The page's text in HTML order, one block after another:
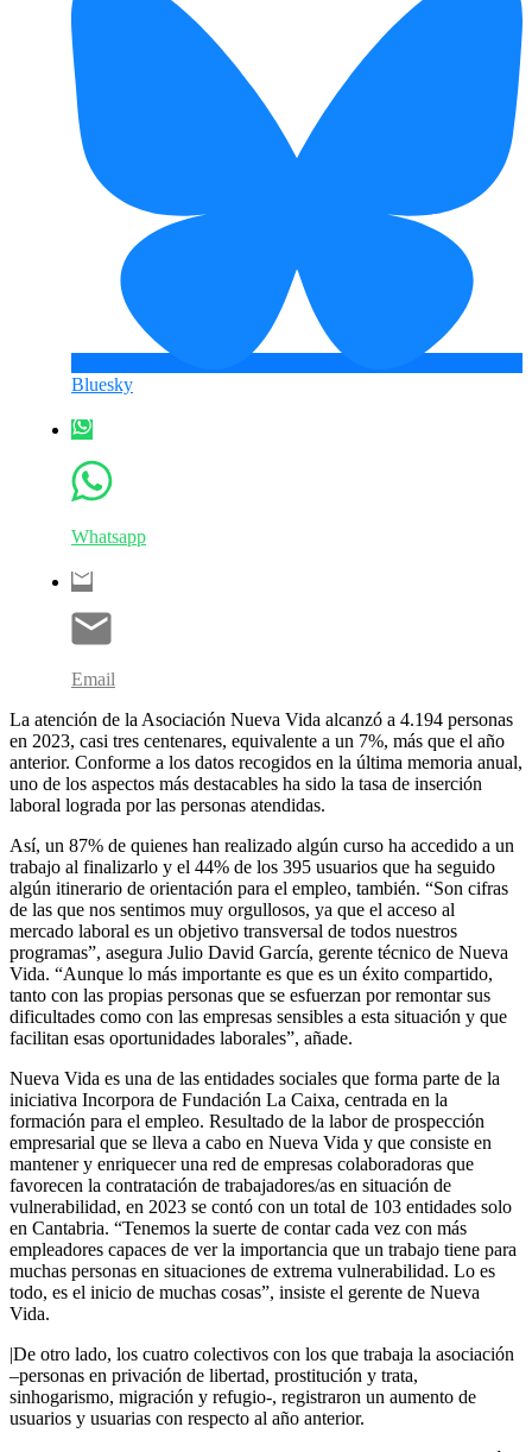
Bluesky
Whatsapp
Email
La atención de la Asociación Nueva Vida alcanzó a 4.194 personas
en 2023, casi tres centenares, equivalente a un 7%, más que el año
anterior. Conforme a los datos recogidos en la última memoria anual,
uno de los aspectos más destacables ha sido la tasa de inserción
laboral lograda por las personas atendidas.
Así, un 87% de quienes han realizado algún curso ha accedido a un
trabajo al finalizarlo y el 44% de los 395 usuarios que ha seguido
algún itinerario de orientación para el empleo, también. “Son cifras
de las que nos sentimos muy orgullosos, ya que el acceso al
mercado laboral es un objetivo transversal de todos nuestros
programas”, asegura Julio David García, gerente técnico de Nueva
Vida. “Aunque lo más importante es que es un éxito compartido,
tanto con las propias personas que se esfuerzan por remontar sus
dificultades como con las empresas sensibles a esta situación y que
facilitan esas oportunidades laborales”, añade.
Nueva Vida es una de las entidades sociales que forma parte de la
iniciativa Incorpora de Fundación La Caixa, centrada en la
formación para el empleo. Resultado de la labor de prospección
empresarial que se lleva a cabo en Nueva Vida y que consiste en
mantener y enriquecer una red de empresas colaboradoras que
favorecen la contratación de trabajadores/as en situación de
vulnerabilidad, en 2023 se contó con un total de 103 entidades solo
en Cantabria. “Tenemos la suerte de contar cada vez con más
empleadores capaces de ver la importancia que un trabajo tiene para
muchas personas en situaciones de extrema vulnerabilidad. Lo es
todo, es el inicio de muchas cosas”, insiste el gerente de Nueva
Vida.
|De otro lado, los cuatro colectivos con los que trabaja la asociación
–personas en privación de libertad, prostitución y trata,
sinhogarismo, migración y refugio-, registraron un aumento de
usuarios y usuarias con respecto al año anterior.